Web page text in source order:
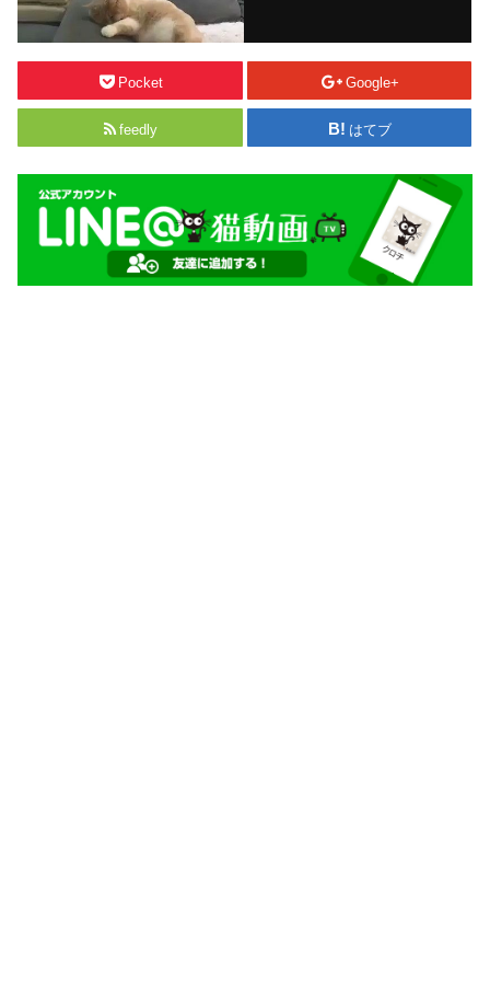
Pocket Google+
feedly はてブ